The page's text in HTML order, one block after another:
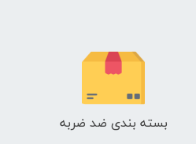
بسته بندی ضد ضربه